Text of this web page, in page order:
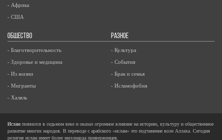
- Африка
- США
ОБЩЕСТВО
- Благотворительность
- Здоровье и медицина
- Из жизни
- Мигранты
- Халяль
РАЗНОЕ
- Культура
- События
- Брак и семья
- Исламофобия
Ислам появился в седьмом веке и оказал огромное влияние на историю, культуру и общественное
развитие многих народов. В переводе с арабского «ислам» это подчинение воле Аллаха. Сегодня
религия ислам имеет более миллиарда приверженцев.